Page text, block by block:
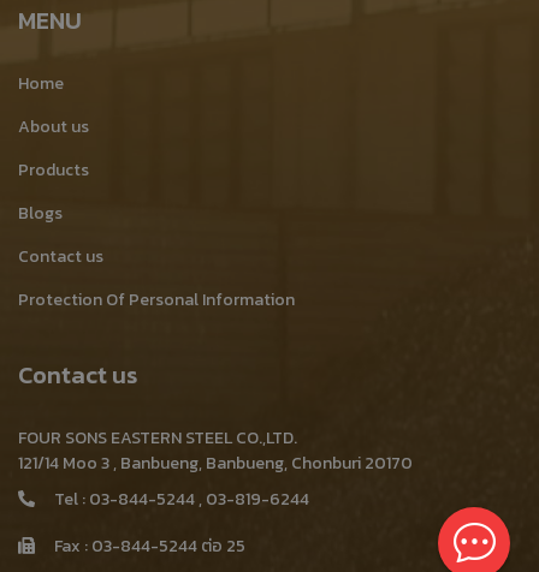
MENU
Home
About us
Products
Blogs
Contact us
Protection Of Personal Information
Contact us
FOUR SONS EASTERN STEEL CO.,LTD.
121/14 Moo 3 , Banbueng, Banbueng, Chonburi 20170
Tel :03-844-5244,03-819-6244
Fax : 03-844-5244 ต่อ 25